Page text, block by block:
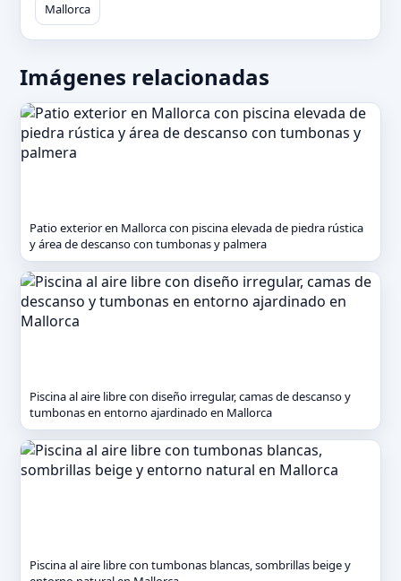
Mallorca
Imágenes relacionadas
Patio exterior en Mallorca con piscina elevada de piedra rústica
y área de descanso con tumbonas y palmera
Piscina al aire libre con diseño irregular, camas de descanso y
tumbonas en entorno ajardinado en Mallorca
Piscina al aire libre con tumbonas blancas, sombrillas beige y